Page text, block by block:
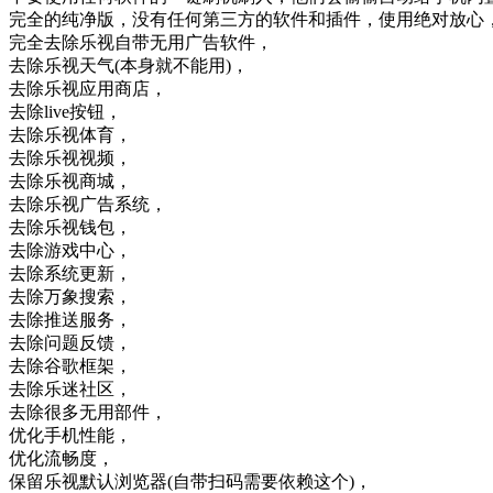
完全的纯净版，没有任何第三方的软件和插件，使用绝对放心
完全去除乐视自带无用广告软件，
去除乐视天气(本身就不能用)，
去除乐视应用商店，
去除live按钮，
去除乐视体育，
去除乐视视频，
去除乐视商城，
去除乐视广告系统，
去除乐视钱包，
去除游戏中心，
去除系统更新，
去除万象搜索，
去除推送服务，
去除问题反馈，
去除谷歌框架，
去除乐迷社区，
去除很多无用部件，
优化手机性能，
优化流畅度，
保留乐视默认浏览器(自带扫码需要依赖这个)，